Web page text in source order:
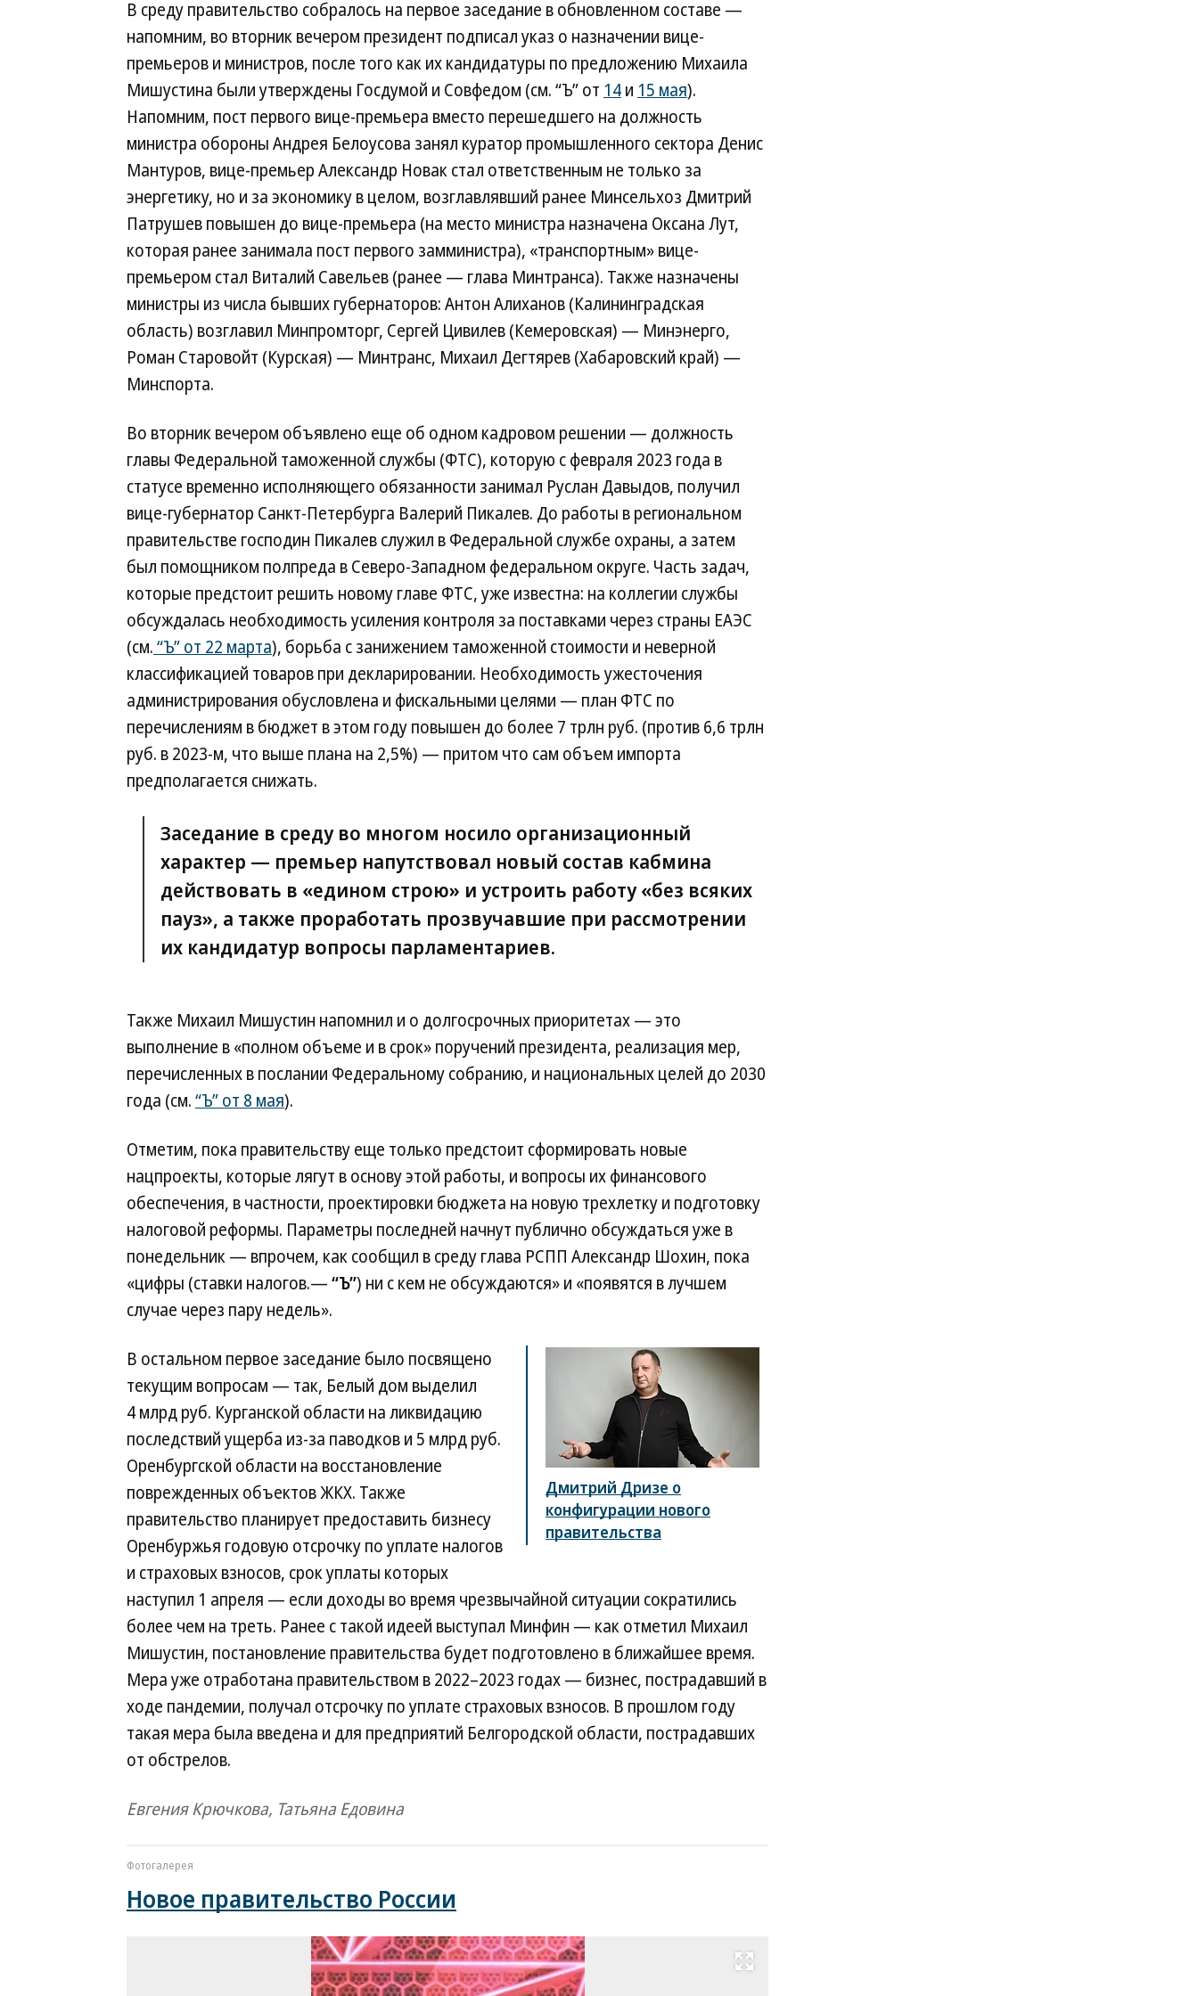
В среду правительство собралось на первое заседание в обновленном составе —
напомним, во вторник вечером президент подписал указ о назначении вице-
премьеров и министров, после того как их кандидатуры по предложению Михаила
Мишустина были утверждены Госдумой и Совфедом (см. “Ъ” от 14и 15 мая).
Напомним, пост первого вице-премьера вместо перешедшего на должность
министра обороны Андрея Белоусова занял куратор промышленного сектора Денис
Мантуров, вице-премьер Александр Новак стал ответственным не только за
энергетику, но и за экономику в целом, возглавлявший ранее Минсельхоз Дмитрий
Патрушев повышен до вице-премьера (на место министра назначена Оксана Лут,
которая ранее занимала пост первого замминистра), «транспортным» вице-
премьером стал Виталий Савельев (ранее — глава Минтранса). Также назначены
министры из числа бывших губернаторов: Антон Алиханов (Калининградская
область) возглавил Минпромторг, Сергей Цивилев (Кемеровская) — Минэнерго,
Роман Старовойт (Курская) — Минтранс, Михаил Дегтярев (Хабаровский край) —
Минспорта.
Во вторник вечером объявлено еще об одном кадровом решении — должность
главы Федеральной таможенной службы (ФТС), которую с февраля 2023 года в
статусе временно исполняющего обязанности занимал Руслан Давыдов, получил
вице-губернатор Санкт-Петербурга Валерий Пикалев. До работы в региональном
правительстве господин Пикалев служил в Федеральной службе охраны, а затем
был помощником полпреда в Северо-Западном федеральном округе. Часть задач,
которые предстоит решить новому главе ФТС, уже известна: на коллегии службы
обсуждалась необходимость усиления контроля за поставками через страны ЕАЭС
(см.“Ъ” от 22 марта), борьба с занижением таможенной стоимости и неверной
классификацией товаров при декларировании. Необходимость ужесточения
администрирования обусловлена и фискальными целями — план ФТС по
перечислениям в бюджет в этом году повышен до более 7 трлн руб. (против 6,6 трлн
руб. в 2023-м, что выше плана на 2,5%) — притом что сам объем импорта
предполагается снижать.
Заседание в среду во многом носило организационный
характер — премьер напутствовал новый состав кабмина
действовать в «едином строю» и устроить работу «без всяких
пауз», а также проработать прозвучавшие при рассмотрении
их кандидатур вопросы парламентариев.
Также Михаил Мишустин напомнил и о долгосрочных приоритетах — это
выполнение в «полном объеме и в срок» поручений президента, реализация мер,
перечисленных в послании Федеральному собранию, и национальных целей до 2030
года (см.“Ъ” от 8 мая).
Отметим, пока правительству еще только предстоит сформировать новые
нацпроекты, которые лягут в основу этой работы, и вопросы их финансового
обеспечения, в частности, проектировки бюджета на новую трехлетку и подготовку
налоговой реформы. Параметры последней начнут публично обсуждаться уже в
понедельник — впрочем, как сообщил в среду глава РСПП Александр Шохин, пока
«цифры (ставки налогов.—“Ъ”) ни с кем не обсуждаются» и «появятся в лучшем
случае через пару недель».
Дмитрий Дризе о
конфигурации нового
правительства
В остальном первое заседание было посвящено
текущим вопросам — так, Белый дом выделил
4 млрд руб. Курганской области на ликвидацию
последствий ущерба из-за паводков и 5 млрд руб.
Оренбургской области на восстановление
поврежденных объектов ЖКХ. Также
правительство планирует предоставить бизнесу
Оренбуржья годовую отсрочку по уплате налогов
и страховых взносов, срок уплаты которых
наступил 1 апреля — если доходы во время чрезвычайной ситуации сократились
более чем на треть. Ранее с такой идеей выступал Минфин — как отметил Михаил
Мишустин, постановление правительства будет подготовлено в ближайшее время.
Мера уже отработана правительством в 2022–2023 годах — бизнес, пострадавший в
ходе пандемии, получал отсрочку по уплате страховых взносов. В прошлом году
такая мера была введена и для предприятий Белгородской области, пострадавших
от обстрелов.
Евгения Крючкова, Татьяна Едовина
Фотогалерея
Новое правительство России
Развернуть на весь экран